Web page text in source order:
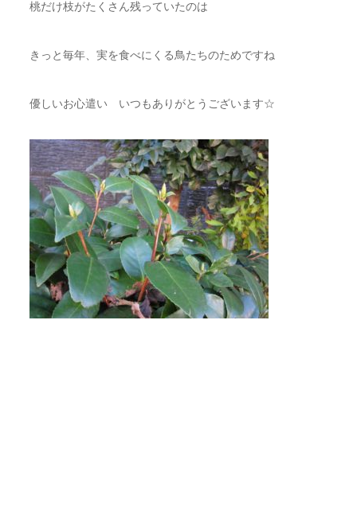
桃だけ枝がたくさん残っていたのは
きっと毎年、実を食べにくる鳥たちのためですね
優しいお心遣い いつもありがとうございます☆